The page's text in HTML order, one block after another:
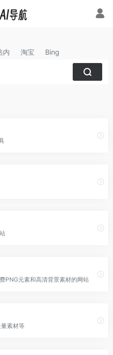
内 淘宝 Bing
PNG元素和高清背景素材的网站
素材等